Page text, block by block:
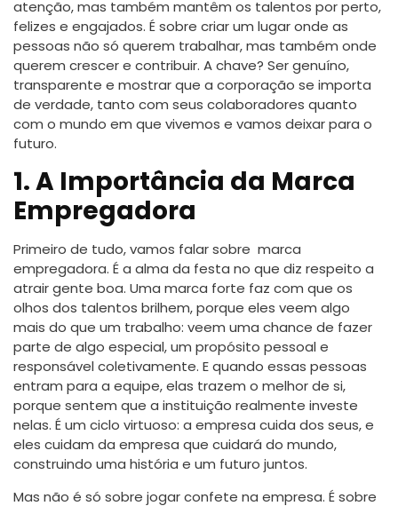
atenção, mas também mantêm os talentos por perto,
felizes e engajados. É sobre criar um lugar onde as
pessoas não só querem trabalhar, mas também onde
querem crescer e contribuir. A chave? Ser genuíno,
transparente e mostrar que a corporação se importa
de verdade, tanto com seus colaboradores quanto
com o mundo em que vivemos e vamos deixar para o
futuro.
1. A Importância da Marca
Empregadora
Primeiro de tudo, vamos falar sobre marca
empregadora. É a alma da festa no que diz respeito a
atrair gente boa. Uma marca forte faz com que os
olhos dos talentos brilhem, porque eles veem algo
mais do que um trabalho: veem uma chance de fazer
parte de algo especial, um propósito pessoal e
responsável coletivamente. E quando essas pessoas
entram para a equipe, elas trazem o melhor de si,
porque sentem que a instituição realmente investe
nelas. É um ciclo virtuoso: a empresa cuida dos seus, e
eles cuidam da empresa que cuidará do mundo,
construindo uma história e um futuro juntos.
Mas não é só sobre jogar confete na empresa. É sobre